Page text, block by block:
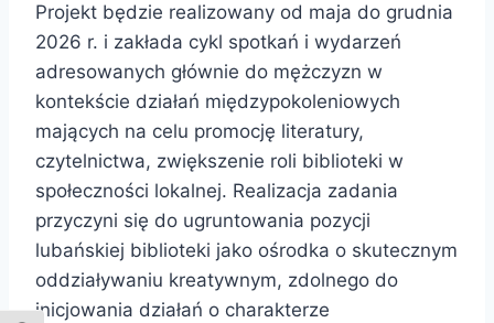
Projekt będzie realizowany od maja do grudnia
2026 r. i zakłada cykl spotkań i wydarzeń
adresowanych głównie do mężczyzn w
kontekście działań międzypokoleniowych
mających na celu promocję literatury,
czytelnictwa, zwiększenie roli biblioteki w
społeczności lokalnej. Realizacja zadania
przyczyni się do ugruntowania pozycji
lubańskiej biblioteki jako ośrodka o skutecznym
oddziaływaniu kreatywnym, zdolnego do
inicjowania działań o charakterze